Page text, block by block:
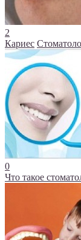
2
Кариес
0
Что такое